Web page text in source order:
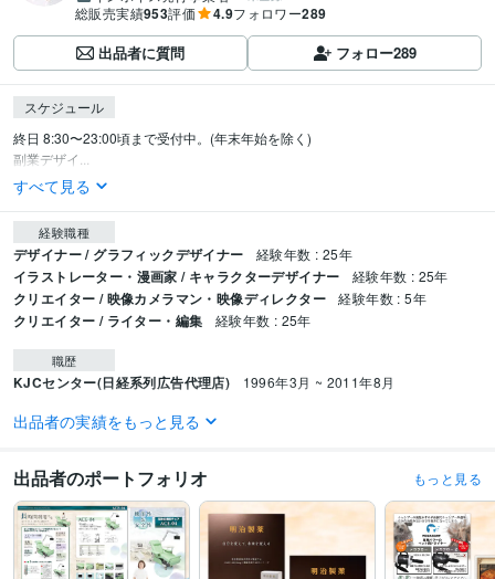
総販売実績953評価 4.9フォロワー289
出品者に質問 フォロー289
スケジュール
終日 8:30〜23:00頃まで受付中。(年末年始を除く)
副業デザイ...
すべて見る
経験職種
デザイナー / グラフィックデザイナー 経験年数 : 25年
イラストレーター・漫画家 / キャラクターデザイナー 経験年数 : 25年
クリエイター / 映像カメラマン・映像ディレクター 経験年数 : 5年
クリエイター / ライター・編集 経験年数 : 25年
職歴
KJCセンター(日経系列広告代理店) 1996年3月 ~ 2011年8月
受賞歴
線
「ジャパン・クリエイターズ 2021〜」年鑑掲載ノミネート
資格・検定
色彩検定1級 取得年 : 2010年
ビジネス・クリエイティブツール
出品者の実績をもっと見る
出品者のポートフォリオ もっと見る